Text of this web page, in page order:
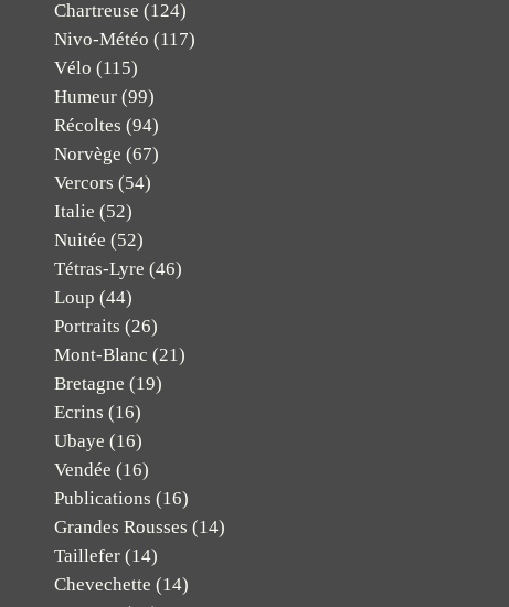
Chartreuse (124)
Nivo-Météo (117)
Vélo (115)
Humeur (99)
Récoltes (94)
Norvège (67)
Vercors (54)
Italie (52)
Nuitée (52)
Tétras-Lyre (46)
Loup (44)
Portraits (26)
Mont-Blanc (21)
Bretagne (19)
Ecrins (16)
Ubaye (16)
Vendée (16)
Publications (16)
Grandes Rousses (14)
Taillefer (14)
Chevechette (14)